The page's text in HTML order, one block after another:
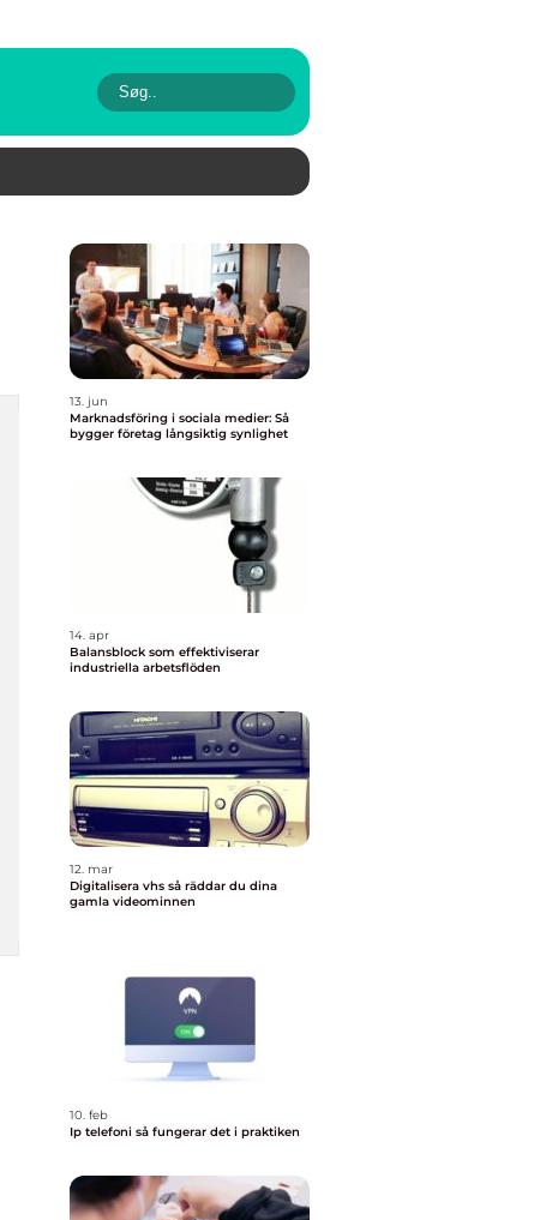
13. jun
Marknadsföring i sociala medier: Så
bygger företag långsiktig synlighet
14. apr
Balansblock som effektiviserar
industriella arbetsflöden
12. mar
Digitalisera vhs så räddar du dina
gamla videominnen
10. feb
Ip telefoni så fungerar det i praktiken